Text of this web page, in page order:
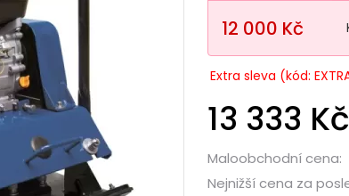
12 000 Kč
Extra sleva (kód:
13 333 Kč
Maloobchodní cena:
Nejnižší cena za